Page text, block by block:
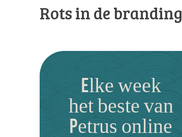
Rots in de branding
Elke week
het beste van
Petrus online